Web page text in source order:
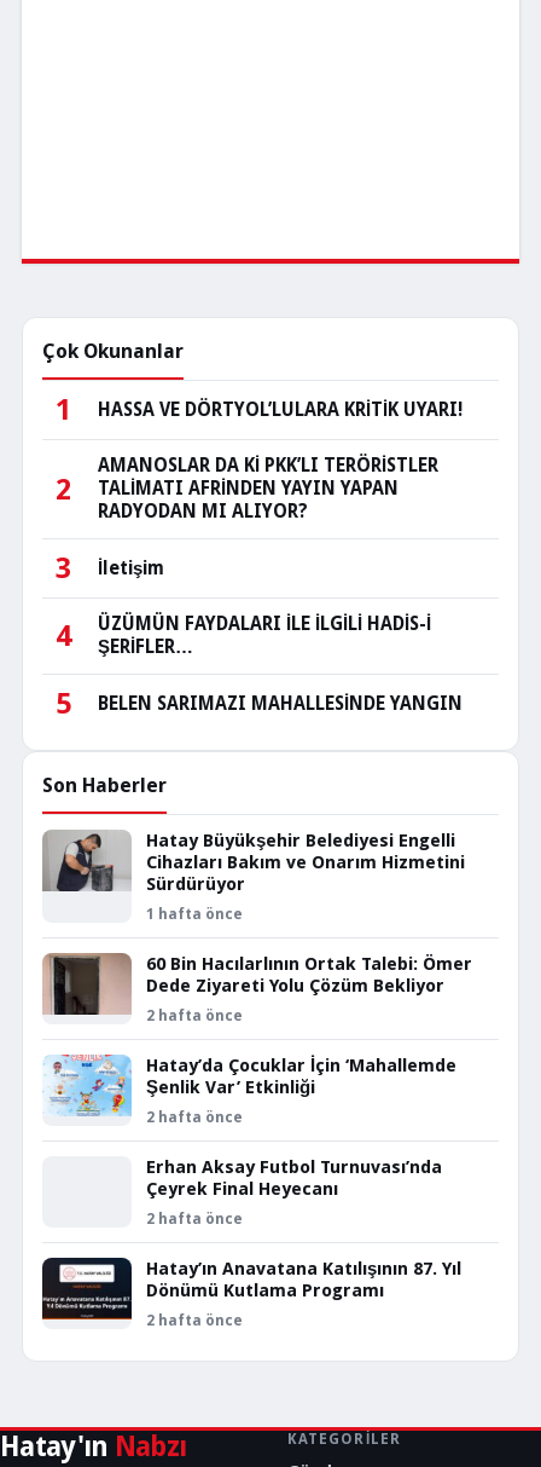
Çok Okunanlar
1 HASSA VE DÖRTYOL’LULARA KRİTİK UYARI!
2
AMANOSLAR DA Kİ PKK’LI TERÖRİSTLER
TALİMATI AFRİNDEN YAYIN YAPAN
RADYODAN MI ALIYOR?
3 İletişim
4
ÜZÜMÜN FAYDALARI İLE İLGİLİ HADİS-İ
ŞERİFLER…
5 BELEN SARIMAZI MAHALLESİNDE YANGIN
Son Haberler
Hatay Büyükşehir Belediyesi Engelli
Cihazları Bakım ve Onarım Hizmetini
Sürdürüyor
1 hafta önce
60 Bin Hacılarlının Ortak Talebi: Ömer
Dede Ziyareti Yolu Çözüm Bekliyor
2 hafta önce
Hatay’da Çocuklar İçin ‘Mahallemde
Şenlik Var’ Etkinliği
2 hafta önce
Erhan Aksay Futbol Turnuvası’nda
Çeyrek Final Heyecanı
2 hafta önce
Hatay’ın Anavatana Katılışının 87. Yıl
Dönümü Kutlama Programı
2 hafta önce
Hatay'ın Nabzı KATEGORILER